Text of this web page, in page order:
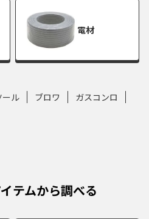
電材
ール ブロワ
ガスコンロ
テムから調べる